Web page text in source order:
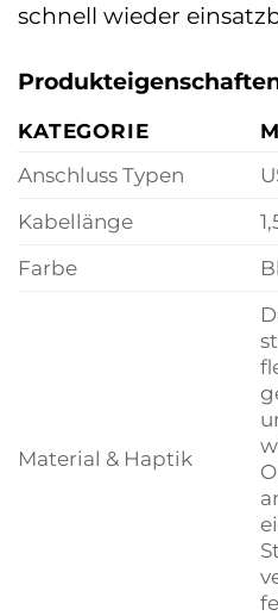
schnell wieder
KATEGORIE
Anschluss Typen
Kabellänge
Farbe
Material & Haptik